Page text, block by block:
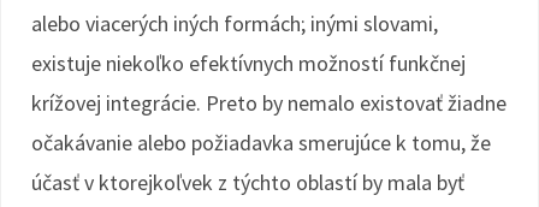
alebo viacerých iných formách; inými slovami,
existuje niekoľko efektívnych možností funkčnej
krížovej integrácie. Preto by nemalo existovať žiadne
očakávanie alebo požiadavka smerujúce k tomu, že
účasť v ktorejkoľvek z týchto oblastí by mala byť